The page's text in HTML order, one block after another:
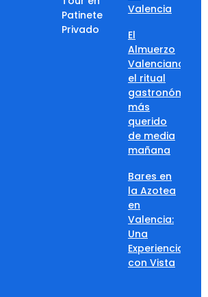
Patinete
Privado
Valencia
El
Almuerzo
Valenciano:
el ritual
gastronómico
más
querido
de media
mañana
Bares en
la Azotea
en
Valencia:
Una
Experiencia
con Vista